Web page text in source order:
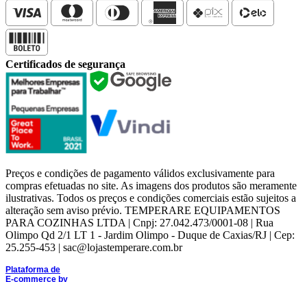
Certificados de segurança
Preços e condições de pagamento válidos exclusivamente para
compras efetuadas no site. As imagens dos produtos são meramente
ilustrativas. Todos os preços e condições comerciais estão sujeitos a
alteração sem aviso prévio. TEMPERARE EQUIPAMENTOS
PARA COZINHAS LTDA | Cnpj: 27.042.473/0001-08 | Rua
Olimpo Qd 2/1 LT 1 - Jardim Olimpo - Duque de Caxias/RJ | Cep:
25.255-453 | sac@lojastemperare.com.br
Plataforma de
E-commerce by